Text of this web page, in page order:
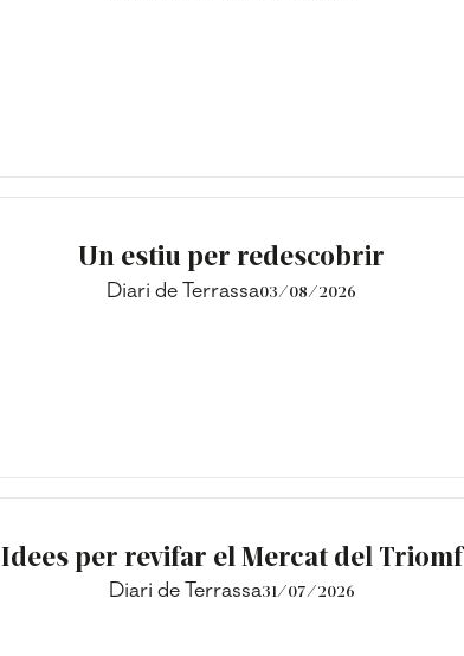
Un estiu per redescobrir
Diari de Terrassa03/08/2026
Idees per revifar el Mercat del Triomf
Diari de Terrassa31/07/2026